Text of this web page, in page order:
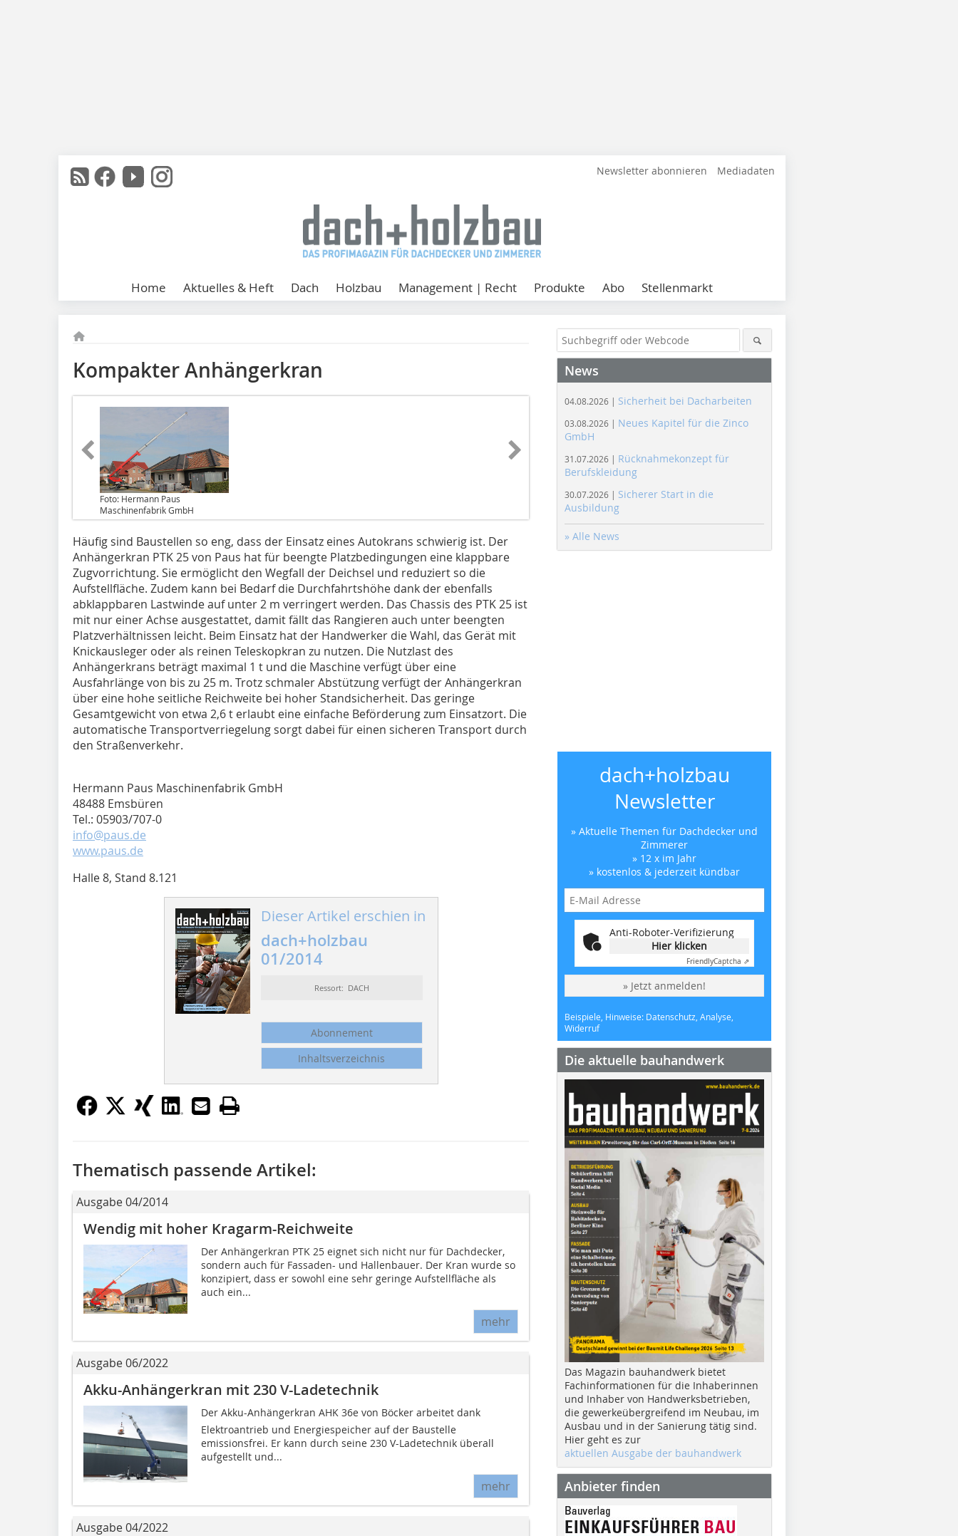
Newsletter abonnieren Mediadaten
Home Aktuelles & Heft Dach Holzbau Management | Recht Produkte Abo Stellenmarkt
Kompakter Anhängerkran
Foto: Hermann Paus
Maschinenfabrik GmbH
Häufig sind Baustellen so eng, dass der Einsatz eines Autokrans schwierig ist. Der
Anhängerkran PTK 25 von Paus hat für beengte Platzbedingungen eine klappbare
Zugvorrichtung. Sie ermöglicht den Wegfall der Deichsel und reduziert so die
Aufstellfläche. Zudem kann bei Bedarf die Durchfahrtshöhe dank der ebenfalls
abklappbaren Lastwinde auf unter 2 m verringert werden. Das Chassis des PTK 25 ist
mit nur einer Achse ausgestattet, damit fällt das Rangieren auch unter beengten
Platzverhältnissen leicht. Beim Einsatz hat der Handwerker die Wahl, das Gerät mit
Knickausleger oder als reinen Teleskopkran zu nutzen. Die Nutzlast des
Anhängerkrans beträgt maximal 1 t und die Maschine verfügt über eine
Ausfahrlänge von bis zu 25 m. Trotz schmaler Abstützung verfügt der Anhängerkran
über eine hohe seitliche Reichweite bei hoher Standsicherheit. Das geringe
Gesamtgewicht von etwa 2,6 t erlaubt eine einfache Beförderung zum Einsatzort. Die
automatische Transportverriegelung sorgt dabei für einen sicheren Transport durch
den Straßenverkehr.
Hermann Paus Maschinenfabrik GmbH
48488 Emsbüren
Tel.: 05903/707-0
info@paus.de
www.paus.de
Halle 8, Stand 8.121
Dieser Artikel erschien in
dach+holzbau
01/2014
Ressort: DACH
Abonnement
Inhaltsverzeichnis
Thematisch passende Artikel:
Ausgabe 04/2014
Wendig mit hoher Kragarm-Reichweite
Der Anhängerkran PTK 25 eignet sich nicht nur für Dachdecker,
sondern auch für Fassaden- und Hallenbauer. Der Kran wurde so
konzipiert, dass er sowohl eine sehr geringe Aufstellfläche als
auch ein...
mehr
Ausgabe 06/2022
Akku-Anhängerkran mit 230 V-Ladetechnik
Der Akku-Anhängerkran AHK 36e von Böcker arbeitet dank
Elektroantrieb und Energiespeicher auf der Baustelle
emissionsfrei. Er kann durch seine 230 V-Ladetechnik überall
aufgestellt und...
mehr
Ausgabe 04/2022
News
04.08.2026 | Sicherheit bei Dacharbeiten
03.08.2026 | Neues Kapitel für die Zinco
GmbH
31.07.2026 | Rücknahmekonzept für
Berufskleidung
30.07.2026 | Sicherer Start in die
Ausbildung
» Alle News
dach+holzbau
Newsletter
» Aktuelle Themen für Dachdecker und
Zimmerer
» 12 x im Jahr
» kostenlos & jederzeit kündbar
Anti-Roboter-Verifizierung
Hier klicken
FriendlyCaptcha ⇗
» Jetzt anmelden!
Beispiele, Hinweise: Datenschutz, Analyse,
Widerruf
Die aktuelle bauhandwerk
Das Magazin bauhandwerk bietet
Fachinformationen für die Inhaberinnen
und Inhaber von Handwerksbetrieben,
die gewerkeübergreifend im Neubau, im
Ausbau und in der Sanierung tätig sind.
Hier geht es zur
aktuellen Ausgabe der bauhandwerk
Anbieter finden